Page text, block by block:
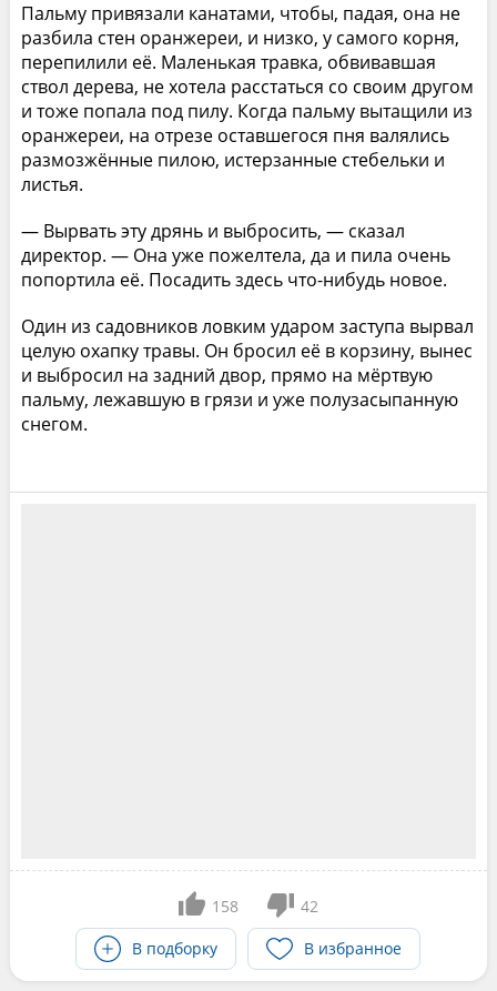
Пальму привязали канатами, чтобы, падая, она не
разбила стен оранжереи, и низко, у самого корня,
перепилили её. Маленькая травка, обвивавшая
ствол дерева, не хотела расстаться со своим другом
и тоже попала под пилу. Когда пальму вытащили из
оранжереи, на отрезе оставшегося пня валялись
размозжённые пилою, истерзанные стебельки и
листья.
— Вырвать эту дрянь и выбросить, — сказал
директор. — Она уже пожелтела, да и пила очень
попортила её. Посадить здесь что-нибудь новое.
Один из садовников ловким ударом заступа вырвал
целую охапку травы. Он бросил её в корзину, вынес
и выбросил на задний двор, прямо на мёртвую
пальму, лежавшую в грязи и уже полузасыпанную
снегом.
158
42
В подборку
В избранное